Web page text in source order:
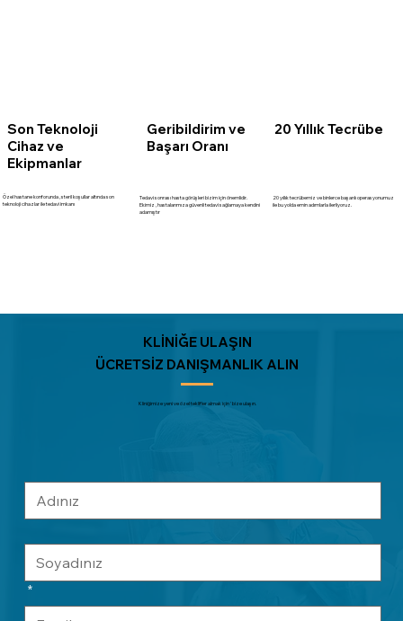
Son Teknoloji
Cihaz ve
Ekipmanlar
Özel hastane konforunda , steril koşullar altında son
teknoloji cihazlar ile tedavi imkanı
Geribildirim ve
Başarı Oranı
Tedavi sonrası hasta görüşleri bizim için önemlidir.
Ekimiz , hastalarımıza güvenli tedavi sağlamaya kendini
adamıştır
20 Yıllık Tecrübe
20 yıllık tecrübemiz ve binlerce başarılı operasyonumuz
ile bu yolda emin adımlarla ilerliyoruz.
KLİNİĞE ULAŞIN
ÜCRETSİZ DANIŞMANLIK ALIN
Kliniğimize yeni ve özel teklifler almak için ' bize ulaşın.
*